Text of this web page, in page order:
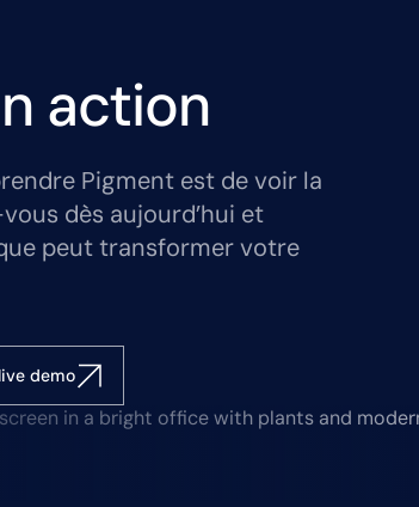
action
Pigment est de voir la
dès aujourd’hui et
peut transformer votre
demo